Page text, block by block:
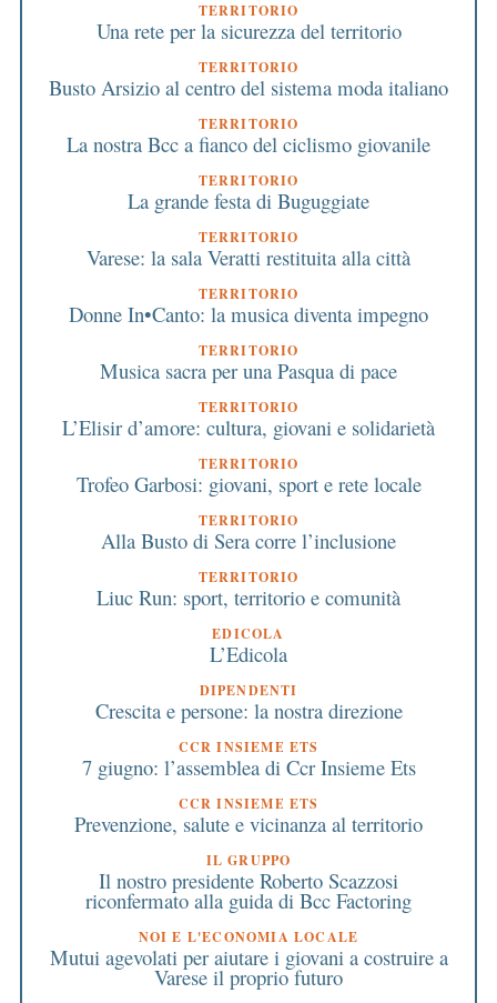
TERRITORIO
Una rete per la sicurezza del territorio
TERRITORIO
Busto Arsizio al centro del sistema moda italiano
TERRITORIO
La nostra Bcc a fianco del ciclismo giovanile
TERRITORIO
La grande festa di Buguggiate
TERRITORIO
Varese: la sala Veratti restituita alla città
TERRITORIO
Donne In•Canto: la musica diventa impegno
TERRITORIO
Musica sacra per una Pasqua di pace
TERRITORIO
L’Elisir d’amore: cultura, giovani e solidarietà
TERRITORIO
Trofeo Garbosi: giovani, sport e rete locale
TERRITORIO
Alla Busto di Sera corre l’inclusione
TERRITORIO
Liuc Run: sport, territorio e comunità
EDICOLA
L’Edicola
DIPENDENTI
Crescita e persone: la nostra direzione
CCR INSIEME ETS
7 giugno: l’assemblea di Ccr Insieme Ets
CCR INSIEME ETS
Prevenzione, salute e vicinanza al territorio
IL GRUPPO
Il nostro presidente Roberto Scazzosi
riconfermato alla guida di Bcc Factoring
NOI E L'ECONOMIA LOCALE
Mutui agevolati per aiutare i giovani a costruire a
Varese il proprio futuro